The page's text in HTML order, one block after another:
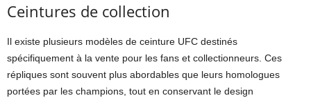
Ceintures de collection
Il existe plusieurs modèles de ceinture UFC destinés
spécifiquement à la vente pour les fans et collectionneurs. Ces
répliques sont souvent plus abordables que leurs homologues
portées par les champions, tout en conservant le design